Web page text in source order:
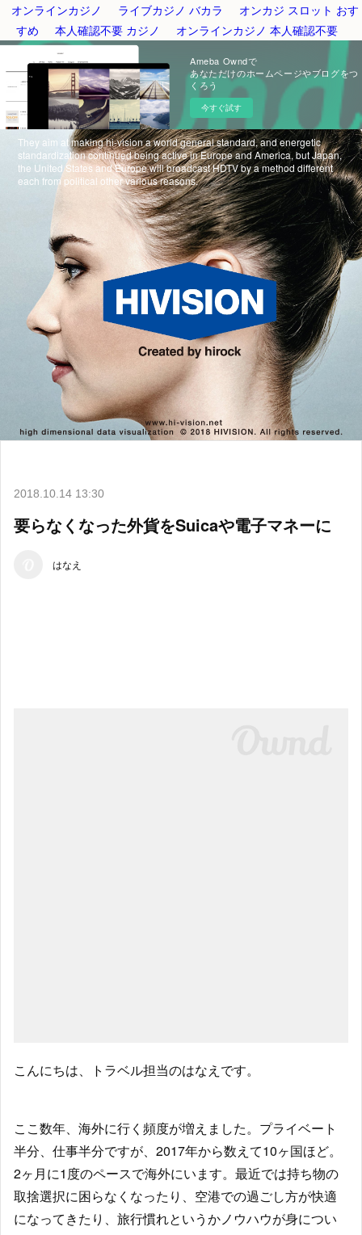
オンラインカジノ ライブカジノ バカラ
オンカジ スロット おす
すめ
本人確認不要 カジノ オンラインカジノ 本人確認不要
Ameba Owndで
あなただけのホームページやブログをつ
くろう
今すぐ試す
2018.10.14 13:30
要らなくなった外貨をSuicaや電子マネーに
はなえ
こんにちは、トラベル担当のはなえです。
ここ数年、海外に行く頻度が増えました。プライベート
半分、仕事半分ですが、2017年から数えて10ヶ国ほど。
2ヶ月に1度のペースで海外にいます。最近では持ち物の
取捨選択に困らなくなったり、空港での過ごし方が快適
になってきたり、旅行慣れというかノウハウが身につい